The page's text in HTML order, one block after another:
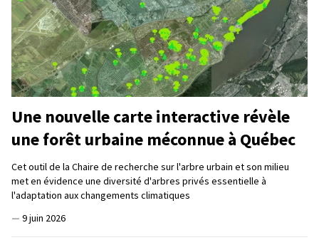
Une nouvelle carte interactive révèle
une forêt urbaine méconnue à Québec
Cet outil de la Chaire de recherche sur l'arbre urbain et son milieu
met en évidence une diversité d'arbres privés essentielle à
l'adaptation aux changements climatiques
— 9 juin 2026